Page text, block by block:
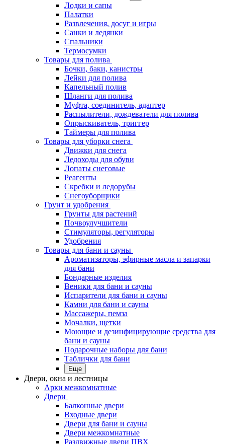
Лодки и сапы
Палатки
Развлечения, досуг и игры
Санки и ледянки
Спальники
Термосумки
Товары для полива
Бочки, баки, канистры
Лейки для полива
Капельный полив
Шланги для полива
Муфта, соединитель, адаптер
Распылители, дождеватели для полива
Опрыскиватель, триггер
Таймеры для полива
Товары для уборки снега
Движки для снега
Ледоходы для обуви
Лопаты снеговые
Реагенты
Скребки и ледорубы
Снегоуборщики
Грунт и удобрения
Грунты для растений
Почвоулучшители
Стимуляторы, регуляторы
Удобрения
Товары для бани и сауны
Ароматизаторы, эфирные масла и запарки
для бани
Бондарные изделия
Веники для бани и сауны
Испарители для бани и сауны
Камни для бани и сауны
Массажеры, пемза
Мочалки, щетки
Моющие и дезинфицирующие средства для
бани и сауны
Подарочные наборы для бани
Таблички для бани
Еще
Двери, окна и лестницы
Арки межкомнатные
Двери
Балконные двери
Входные двери
Двери для бани и сауны
Двери межкомнатные
Раздвижные двери ПВХ